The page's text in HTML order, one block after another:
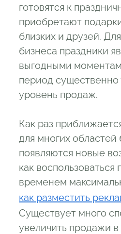
готовятся к
приобретают
близких и друзей.
бизнеса праздники
выгодными
период существенно
уровень продаж.
Как раз
для многих областей
появляются новые
как
временем
как разместить
Существует много
увеличить продажи